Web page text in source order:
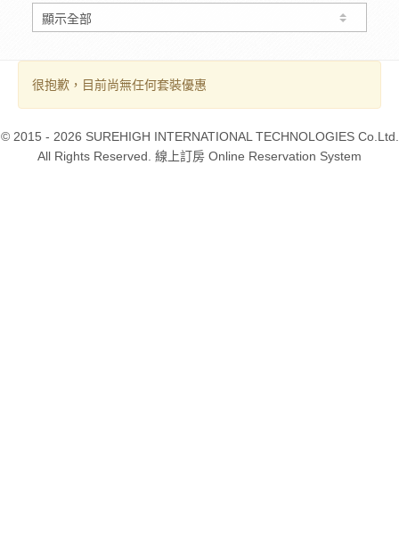
很抱歉，目前尚無任何套裝優惠
© 2015 - 2026 SUREHIGH INTERNATIONAL TECHNOLOGIES Co.Ltd.
All Rights Reserved. 線上訂房 Online Reservation System